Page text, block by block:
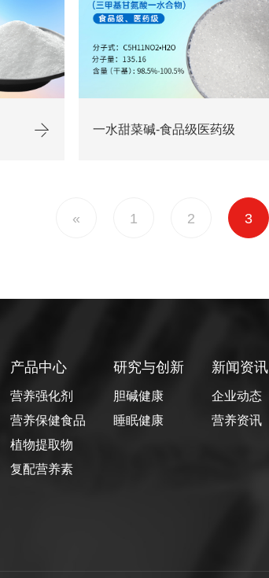
一水甜菜碱-食品级医药级
« 1 2 3
产品中心
营养强化剂
营养保健食品
植物提取物
复配营养素
研究与创新
胆碱健康
睡眠健康
新闻资讯
企业动态
营养资讯